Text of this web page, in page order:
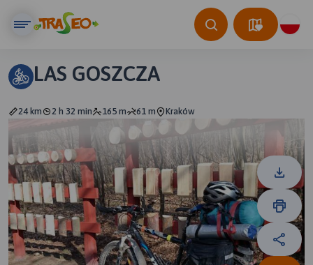
LAS GOSZCZA
24 km 2 h 32 min 165 m 61 m Kraków